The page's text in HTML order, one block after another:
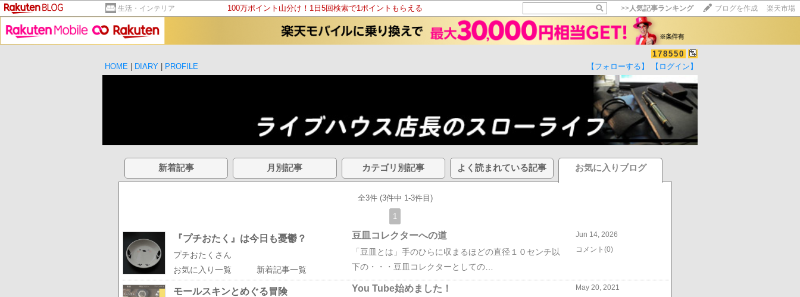
生活・インテリア 100万ポイント山分け！1日5回検索で1ポイントもらえる >>人気記事ランキング ブログを作成 楽天市場
178550
HOME
DIARY PROFILE 【フォローする】 【ログイン】
新着記事 月別記事 カテゴリ別記事 よく読まれている記事 お気に入りブログ
全3件 (3件中 1-3件目)
1
『プチおたく』は今日も憂鬱？
プチおたくさん
お気に入り一覧
新着記事一覧
豆皿コレクターへの道
「豆皿とは」手のひらに収まるほどの直径１０センチ以
下の・・・豆皿コレクターとしての…
Jun 14, 2026
コメント(0)
モールスキンとめぐる冒険 You Tube始めました！
May 20, 2021